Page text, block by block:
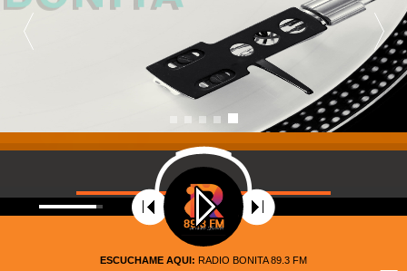
SU RADIO
BONITA
Radio Riobamba Stereo 89.3 FM, Su radio
Bonita. Todos los Derechos Reservados – Diseñado por
ESCUCHAME AQUI: RADIO BONITA 89.3 FM